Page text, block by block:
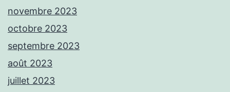
novembre 2023
octobre 2023
septembre 2023
août 2023
juillet 2023